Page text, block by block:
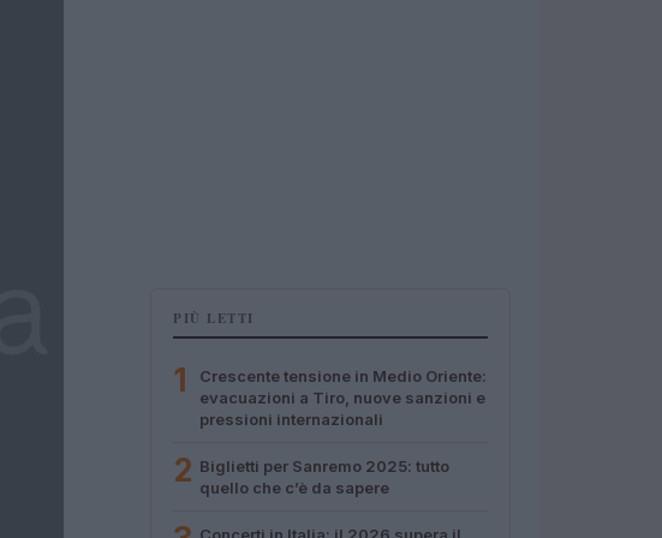
PIÙ LETTI
1
Crescente tensione in Medio Oriente:
evacuazioni a Tiro, nuove sanzioni e
pressioni internazionali
2 Biglietti per Sanremo 2025: tutto
quello che c’è da sapere